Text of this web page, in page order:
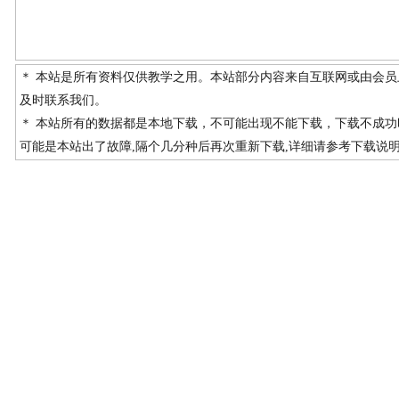
＊ 本站是所有资料仅供教学之用。本站部分内容来自互联网或由会
及时联系我们。
＊ 本站所有的数据都是本地下载，不可能出现不能下载，下载不成
可能是本站出了故障,隔个几分种后再次重新下载,详细请参考下载说